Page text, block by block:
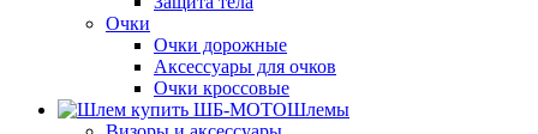
Очки
Очки дорожные
Аксессуары для очков
Очки кроссовые
Шлемы